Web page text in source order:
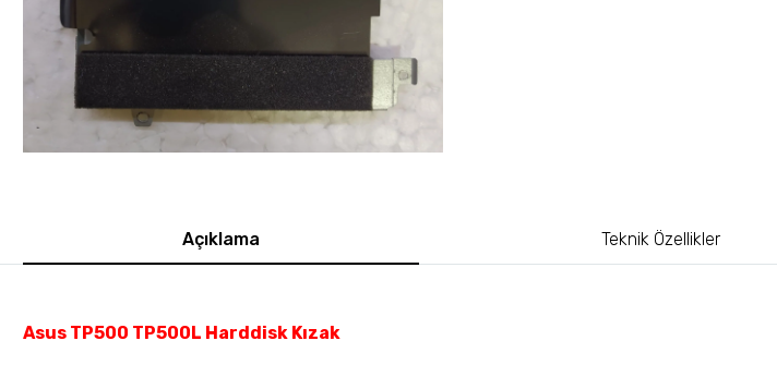
Açıklama Teknik Özellikler
Asus TP500 TP500L Harddisk Kızak